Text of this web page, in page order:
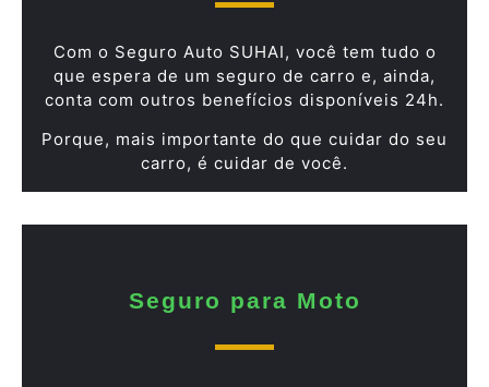
Com o Seguro Auto SUHAI, você tem tudo o
que espera de um seguro de carro e, ainda,
conta com outros benefícios disponíveis 24h.
Porque, mais importante do que cuidar do seu
carro, é cuidar de você.
Seguro para Moto